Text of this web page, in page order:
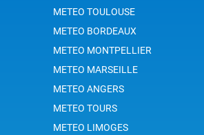
METEO TOULOUSE
METEO BORDEAUX
METEO MONTPELLIER
METEO MARSEILLE
METEO ANGERS
METEO TOURS
METEO LIMOGES